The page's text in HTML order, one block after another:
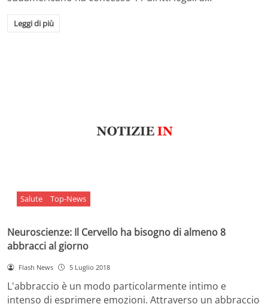
Leggi di più
Salute Top-News
Neuroscienze: Il Cervello ha bisogno di almeno 8
abbracci al giorno
Flash News 5 Luglio 2018
L'abbraccio è un modo particolarmente intimo e
intenso di esprimere emozioni. Attraverso un abbraccio